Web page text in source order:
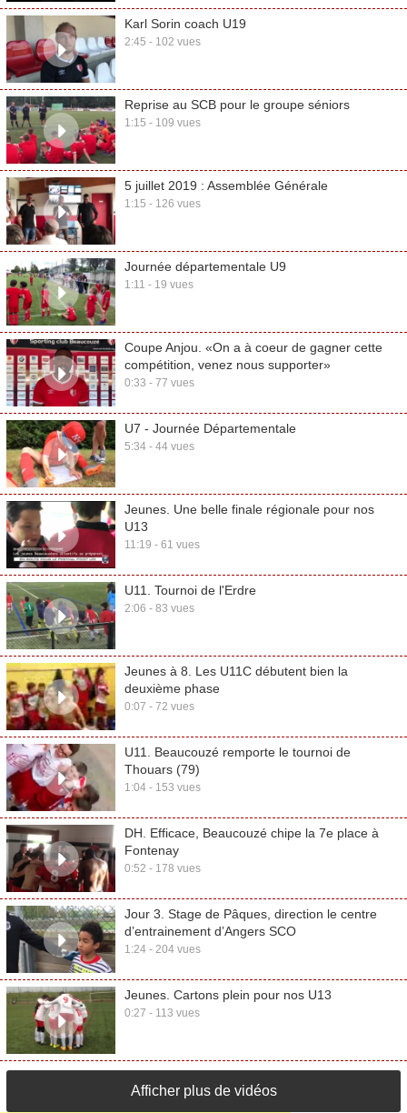
Karl Sorin coach U19
2:45 - 102 vues
Reprise au SCB pour le groupe séniors
1:15 - 109 vues
5 juillet 2019 : Assemblée Générale
1:15 - 126 vues
Journée départementale U9
1:11 - 19 vues
Coupe Anjou. «On a à coeur de gagner cette
compétition, venez nous supporter»
0:33 - 77 vues
U7 - Journée Départementale
5:34 - 44 vues
Jeunes. Une belle finale régionale pour nos
U13
11:19 - 61 vues
U11. Tournoi de l'Erdre
2:06 - 83 vues
Jeunes à 8. Les U11C débutent bien la
deuxième phase
0:07 - 72 vues
U11. Beaucouzé remporte le tournoi de
Thouars (79)
1:04 - 153 vues
DH. Efficace, Beaucouzé chipe la 7e place à
Fontenay
0:52 - 178 vues
Jour 3. Stage de Pâques, direction le centre
d’entrainement d’Angers SCO
1:24 - 204 vues
Jeunes. Cartons plein pour nos U13
0:27 - 113 vues
Afficher plus de vidéos